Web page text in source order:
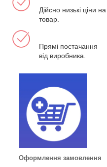
Дійсно низькі ціни на
товар.
Прямі постачання
від виробника.
Оформлення замовлення